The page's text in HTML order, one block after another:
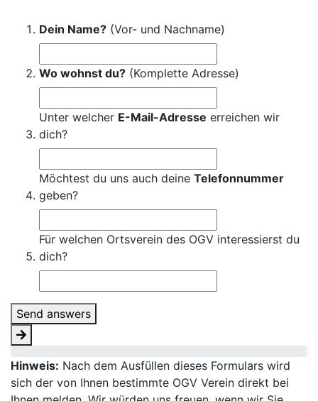
Dein Name? (Vor- und Nachname)
Wo wohnst du? (Komplette Adresse)
Unter welcher E-Mail-Adresse erreichen wir
dich?
Möchtest du uns auch deine Telefonnummer
geben?
Für welchen Ortsverein des OGV interessierst du
dich?
Send answers
Hinweis: Nach dem Ausfüllen dieses Formulars wird
sich der von Ihnen bestimmte OGV Verein direkt bei